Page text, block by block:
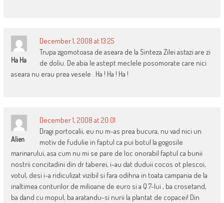
Ha Ha
December 1, 2008 at 13:25
Trupa zgomotoasa de aseara de la Sinteza Zilei astazi are zi
de doliu. De abia le astept meclele posomorate care nici
aseara nu erau prea vesele . Ha ! Ha ! Ha !
Alien
December 1, 2008 at 20:01
Dragi portocalii, eu nu m-as prea bucura, nu vad nici un
motiv de fudulie in faptul ca pui botul la gogosile
marinarului, asa cum nu mi se pare de loc onorabil faptul ca bunii
nostrii concitadini din dr taberei, i-au dat duduii cocos ot plescoi,
votul, desi i-a ridiculizat vizibil si fara odihna in toata campania de la
inaltimea conturilor de milioane de euro si a Q 7-lui , ba crosetand,
ba dand cu mopul, ba aratandu-si nurii la plantat de copacei! Din